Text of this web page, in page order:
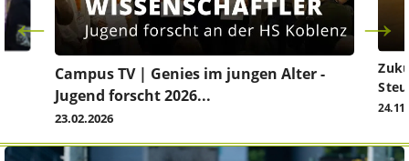
Campus TV | Genies im jungen Alter -
Jugend forscht 2026...
23.02.2026